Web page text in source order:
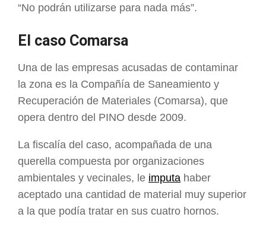
“No podrán utilizarse para nada más”.
El caso Comarsa
Una de las empresas acusadas de contaminar
la zona es la Compañía de Saneamiento y
Recuperación de Materiales (Comarsa), que
opera dentro del PINO desde 2009.
La fiscalía del caso, acompañada de una
querella compuesta por organizaciones
ambientales y vecinales, le imputa haber
aceptado una cantidad de material muy superior
a la que podía tratar en sus cuatro hornos.